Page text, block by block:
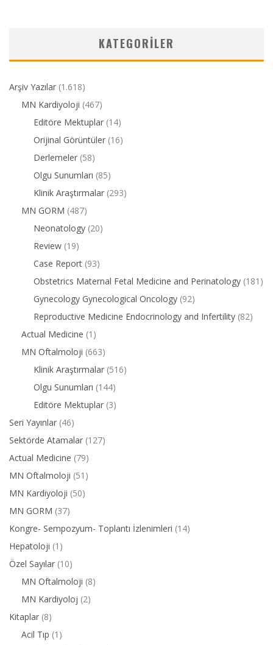
KATEGORILER
Arşiv Yazılar (1.618)
MN Kardiyoloji (467)
Editöre Mektuplar (14)
Orijinal Görüntüler (16)
Derlemeler (58)
Olgu Sunumları (85)
Klinik Araştırmalar (293)
MN GORM (487)
Neonatology (20)
Review (19)
Case Report (93)
Obstetrics Maternal Fetal Medicine and Perinatology (181)
Gynecology Gynecological Oncology (92)
Reproductive Medicine Endocrinology and Infertility (82)
Actual Medicine (1)
MN Oftalmoloji (663)
Klinik Araştırmalar (516)
Olgu Sunumları (144)
Editöre Mektuplar (3)
Seri Yayınlar (46)
Sektörde Atamalar (127)
Actual Medicine (79)
MN Oftalmoloji (51)
MN Kardiyoloji (50)
MN GORM (37)
Kongre- Sempozyum- Toplantı İzlenimleri (14)
Hepatoloji (1)
Özel Sayılar (10)
MN Oftalmoloji (8)
MN Kardiyoloj (2)
Kitaplar (8)
Acil Tıp (1)